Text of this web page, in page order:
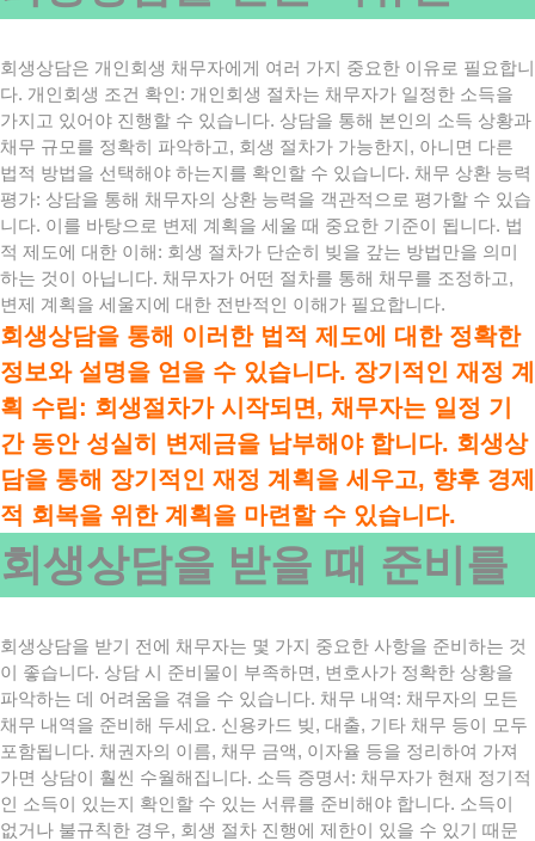
회생상담은 개인회생 채무자에게 여러 가지 중요한 이유로 필요합니
다. 개인회생 조건 확인: 개인회생 절차는 채무자가 일정한 소득을
가지고 있어야 진행할 수 있습니다. 상담을 통해 본인의 소득 상황과
채무 규모를 정확히 파악하고, 회생 절차가 가능한지, 아니면 다른
법적 방법을 선택해야 하는지를 확인할 수 있습니다. 채무 상환 능력
평가: 상담을 통해 채무자의 상환 능력을 객관적으로 평가할 수 있습
니다. 이를 바탕으로 변제 계획을 세울 때 중요한 기준이 됩니다. 법
적 제도에 대한 이해: 회생 절차가 단순히 빚을 갚는 방법만을 의미
하는 것이 아닙니다. 채무자가 어떤 절차를 통해 채무를 조정하고,
변제 계획을 세울지에 대한 전반적인 이해가 필요합니다.
회생상담을 통해 이러한 법적 제도에 대한 정확한
정보와 설명을 얻을 수 있습니다. 장기적인 재정 계
획 수립: 회생절차가 시작되면, 채무자는 일정 기
간 동안 성실히 변제금을 납부해야 합니다. 회생상
담을 통해 장기적인 재정 계획을 세우고, 향후 경제
적 회복을 위한 계획을 마련할 수 있습니다.
회생상담을 받을 때 준비를
회생상담을 받기 전에 채무자는 몇 가지 중요한 사항을 준비하는 것
이 좋습니다. 상담 시 준비물이 부족하면, 변호사가 정확한 상황을
파악하는 데 어려움을 겪을 수 있습니다. 채무 내역: 채무자의 모든
채무 내역을 준비해 두세요. 신용카드 빚, 대출, 기타 채무 등이 모두
포함됩니다. 채권자의 이름, 채무 금액, 이자율 등을 정리하여 가져
가면 상담이 훨씬 수월해집니다. 소득 증명서: 채무자가 현재 정기적
인 소득이 있는지 확인할 수 있는 서류를 준비해야 합니다. 소득이
없거나 불규칙한 경우, 회생 절차 진행에 제한이 있을 수 있기 때문